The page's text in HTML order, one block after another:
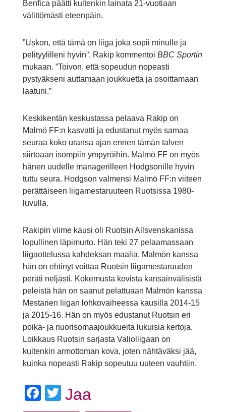
Benfica päätti kuitenkin lainata 21-vuotiaan
välittömästi eteenpäin.
”Uskon, että tämä on liiga joka sopii minulle ja
pelityylilleni hyvin”, Rakip kommentoi BBC Sportin
mukaan. ”Toivon, että sopeudun nopeasti
pystyäkseni auttamaan joukkuetta ja osoittamaan
laatuni.”
Keskikentän keskustassa pelaava Rakip on
Malmö FF:n kasvatti ja edustanut myös samaa
seuraa koko uransa ajan ennen tämän talven
siirtoaan isompiin ympyröihin. Malmö FF on myös
hänen uudelle managerilleen Hodgsonille hyvin
tuttu seura. Hodgson valmensi Malmö FF:n viiteen
perättäiseen liigamestaruuteen Ruotsissa 1980-
luvulla.
Rakipin viime kausi oli Ruotsin Allsvenskanissa
lopullinen läpimurto. Hän teki 27 pelaamassaan
liigaottelussa kahdeksan maalia. Malmön kanssa
hän on ehtinyt voittaa Ruotsin liigamestaruuden
peräti neljästi. Kokemusta kovista kansainvälisistä
peleistä hän on saanut pelattuaan Malmön kanssa
Mestarien liigan lohkovaiheessa kausilla 2014-15
ja 2015-16. Hän on myös edustanut Ruotsin eri
poika- ja nuorisomaajoukkueita lukuisia kertoja.
Loikkaus Ruotsin sarjasta Valioliigaan on
kuitenkin armottoman kova, joten nähtäväksi jää,
kuinka nopeasti Rakip sopeutuu uuteen vauhtiin.
Facebook
Twitter
Jaa